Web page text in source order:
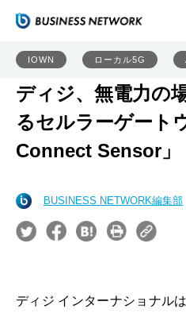
IOWN ローカル5G
ディジ、無電力の
るセルラーゲート
Connect Sensor」
BUSINESS NETWORK編集部
ディジ インターナショナル